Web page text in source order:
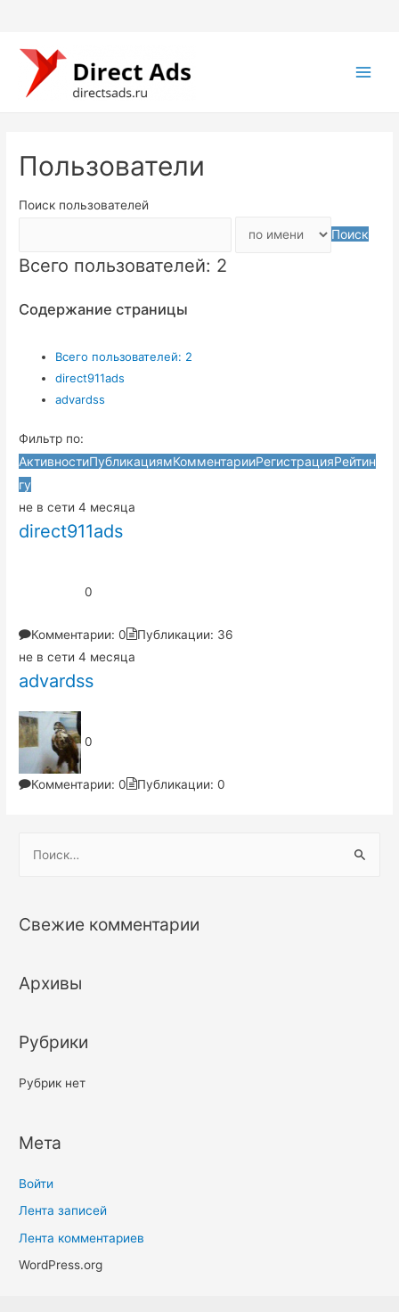
Пользователи
Поиск пользователей
Поиск
Всего пользователей: 2
Содержание страницы
Всего пользователей: 2
direct911ads
advardss
Фильтр по:
АктивностиПубликациямКомментарииРегистрацияРейтин
гу
не в сети 4 месяца
direct911ads
0
Комментарии: 0
Публикации: 36
не в сети 4 месяца
advardss
0
Комментарии: 0 Публикации: 0
т
Свежие комментарии
Архивы
Рубрики
Рубрик нет
Мета
Войти
Лента записей
Лента комментариев
WordPress.org